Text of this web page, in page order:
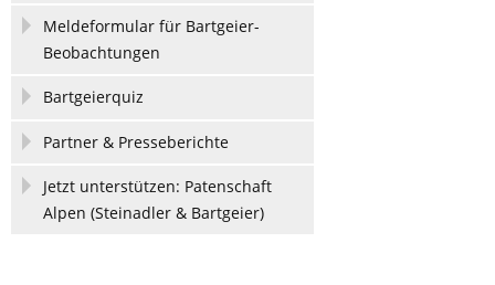
Meldeformular für Bartgeier-
Beobachtungen
Bartgeierquiz
Partner & Presseberichte
Jetzt unterstützen: Patenschaft
Alpen (Steinadler & Bartgeier)